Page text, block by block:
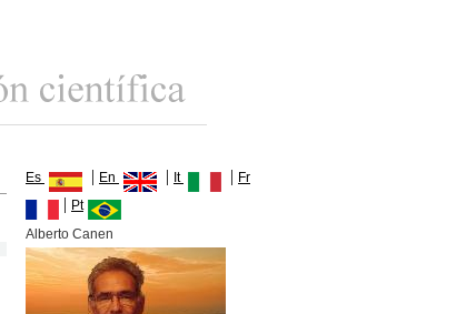
Es | En | It | Fr
| Pt
Alberto Canen